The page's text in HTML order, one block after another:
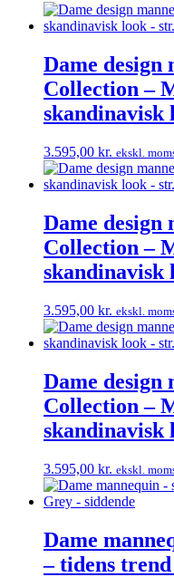
Dame design
Collection –
skandinavisk
3.595,00 kr. ekskl.
Dame design
Collection –
skandinavisk
3.595,00 kr. ekskl.
Dame design
Collection –
skandinavisk
3.595,00 kr. ekskl.
Dame
– tidens